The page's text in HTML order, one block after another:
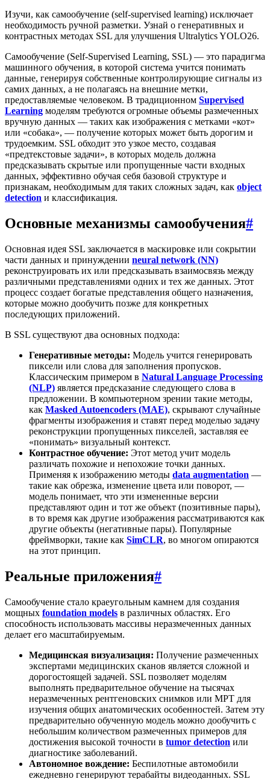
Изучи, как самообучение (self-supervised learning) исключает
необходимость ручной разметки. Узнай о генеративных и
контрастных методах SSL для улучшения Ultralytics YOLO26.
Самообучение (Self-Supervised Learning, SSL) — это парадигма
машинного обучения, в которой система учится понимать
данные, генерируя собственные контролирующие сигналы из
самих данных, а не полагаясь на внешние метки,
предоставляемые человеком. В традиционном Supervised
Learning моделям требуются огромные объемы размеченных
вручную данных — таких как изображения с метками «кот»
или «собака», — получение которых может быть дорогим и
трудоемким. SSL обходит это узкое место, создавая
«предтекстовые задачи», в которых модель должна
предсказывать скрытые или пропущенные части входных
данных, эффективно обучая себя базовой структуре и
признакам, необходимым для таких сложных задач, как object
detection и классификация.
Основные механизмы самообучения#
Основная идея SSL заключается в маскировке или сокрытии
части данных и принуждении neural network (NN)
реконструировать их или предсказывать взаимосвязь между
различными представлениями одних и тех же данных. Этот
процесс создает богатые представления общего назначения,
которые можно дообучить позже для конкретных
последующих приложений.
В SSL существуют два основных подхода:
Генеративные методы: Модель учится генерировать
пиксели или слова для заполнения пропусков.
Классическим примером в Natural Language Processing
(NLP) является предсказание следующего слова в
предложении. В компьютерном зрении такие методы,
как Masked Autoencoders (MAE), скрывают случайные
фрагменты изображения и ставят перед моделью задачу
реконструкции пропущенных пикселей, заставляя ее
«понимать» визуальный контекст.
Контрастное обучение: Этот метод учит модель
различать похожие и непохожие точки данных.
Применяя к изображению методы data augmentation —
такие как обрезка, изменение цвета или поворот, —
модель понимает, что эти измененные версии
представляют один и тот же объект (позитивные пары),
в то время как другие изображения рассматриваются как
другие объекты (негативные пары). Популярные
фреймворки, такие как SimCLR, во многом опираются
на этот принцип.
Реальные приложения#
Самообучение стало краеугольным камнем для создания
мощных foundation models в различных областях. Его
способность использовать массивы неразмеченных данных
делает его масштабируемым.
Медицинская визуализация: Получение размеченных
экспертами медицинских сканов является сложной и
дорогостоящей задачей. SSL позволяет моделям
выполнять предварительное обучение на тысячах
неразмеченных рентгеновских снимков или МРТ для
изучения общих анатомических особенностей. Затем эту
предварительно обученную модель можно дообучить с
небольшим количеством размеченных примеров для
достижения высокой точности в tumor detection или
диагностике заболеваний.
Автономное вождение: Беспилотные автомобили
ежедневно генерируют терабайты видеоданных. SSL